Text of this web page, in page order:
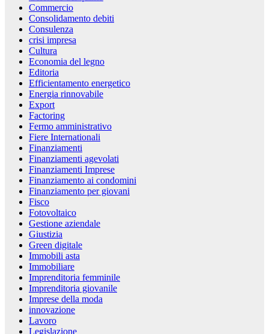
Commercio
Consolidamento debiti
Consulenza
crisi impresa
Cultura
Economia del legno
Editoria
Efficientamento energetico
Energia rinnovabile
Export
Factoring
Fermo amministrativo
Fiere Internationali
Finanziamenti
Finanziamenti agevolati
Finanziamenti Imprese
Finanziamento ai condomini
Finanziamento per giovani
Fisco
Fotovoltaico
Gestione aziendale
Giustizia
Green digitale
Immobili asta
Immobiliare
Imprenditoria femminile
Imprenditoria giovanile
Imprese della moda
innovazione
Lavoro
Legislazione